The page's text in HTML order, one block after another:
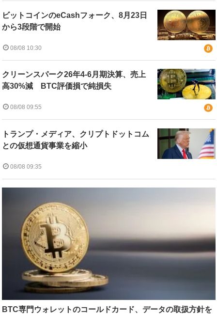
ビットコインのeCashフォーク、8月23日
から3段階で開始
08/08 10:30
クリーンスパーク26年4-6月期決算、売上
高30%減 BTC評価損で純損失
08/08 09:55
トランプ・メディア、クリプトドットコム
との仮想通貨事業を縮小
08/08 09:35
BTC専門ウォレットのコールドカード、データの取扱方針を